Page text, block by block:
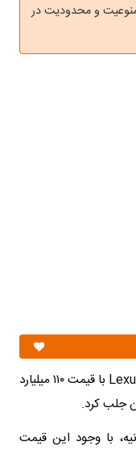
و محدودیت در
تکمیل سریع ظرفیت فروش خودرو Lexus LX ۶۰۰ با قیمت ۱۱۰ میلیارد
جلب کرد.
با وجود این قیمت